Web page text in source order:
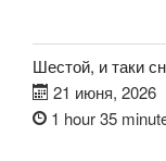
Шестой, и таки
21 июня, 2026
1 hour 35